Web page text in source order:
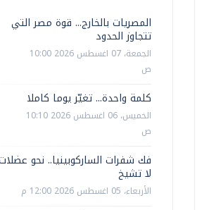
المصريات بالخارج... قوة مصر التي
تتجاوز الحدود
الجمعة، 07 اغسطس 2026 10:00
ص
كلمة واحدة... تغيّر يوما كاملا
الخميس، 06 اغسطس 2026 10:10
ص
فك شفرات الساركوبينيا.. نحو
لا تشيخ
الأربعاء، 05 اغسطس 2026 12:00 م